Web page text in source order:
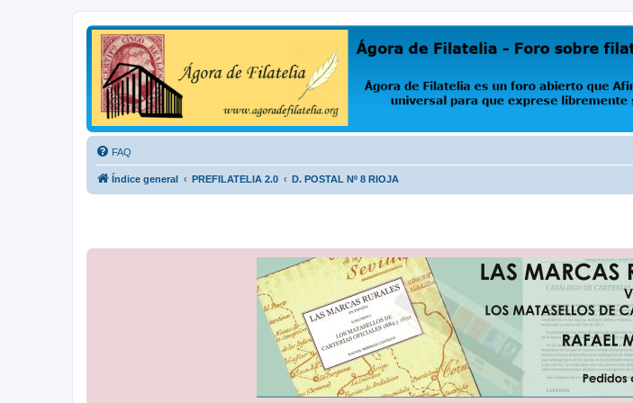
Ágora de Filatelia
Foro sobre filatelia o sobre lo que se tercie. Ágora de Filatelia es un foro abierto que Afinet ofrece a la comunidad filatélica
FAQ
Índice general PREFILATELIA 2.0 D. POSTAL Nº 8 RIOJA